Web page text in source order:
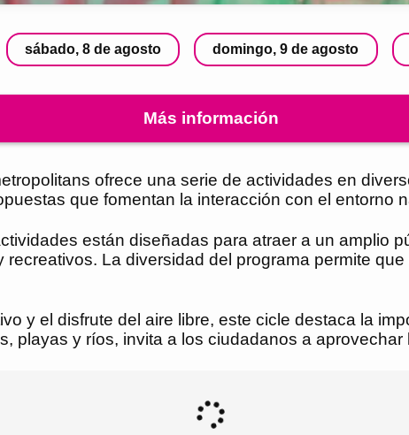
sábado, 8 de agosto domingo, 9 de agosto
Más información
ofrece una serie de actividades en
que fomentan la interacción con el entorno
están diseñadas para atraer a un amplio
La diversidad del programa permite
y el disfrute del aire libre, este cicle destaca la
playas y ríos, invita a los ciudadanos a